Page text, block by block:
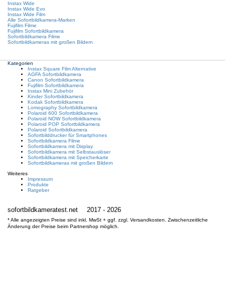
Instax Wide
Instax Wide Evo
Instax Wide Film
Alle Sofortbildkamera-Marken
Fujifilm Filme
Fujifilm Sofortbildkamera
Sofortbildkamera Filme
Sofortbildkameras mit großen Bildern
Kategorien
Instax Square Film Alternative
AGFA Sofortbildkamera
Canon Sofortbildkamera
Fujifilm Sofortbildkamera
Instax Mini Zubehör
Kinder Sofortbildkamera
Kodak Sofortbildkamera
Lomography Sofortbildkamera
Polaroid 600 Sofortbildkamera
Polaroid NOW Sofortbildkamera
Polaroid POP Sofortbildkamera
Polaroid Sofortbildkamera
Sofortbilddrucker für Smartphones
Sofortbildkamera Filme
Sofortbildkamera mit Display
Sofortbildkamera mit Selbstauslöser
Sofortbildkamera mit Speicherkarte
Sofortbildkameras mit großen Bildern
Weiteres
Impressum
Produkte
Ratgeber
sofortbildkameratest.net 2017 - 2026
* Alle angezeigten Preise sind inkl. MwSt + ggf. zzgl. Versandkosten. Zwischenzeitliche
Änderung der Preise beim Partnershop möglich.